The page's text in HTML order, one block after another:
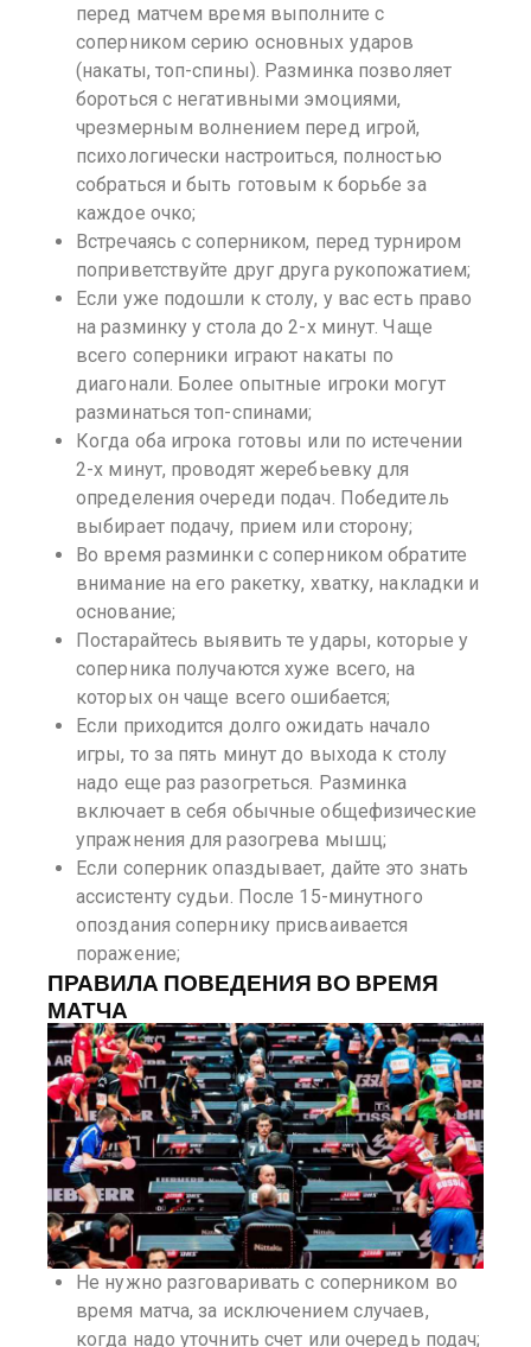
перед матчем время выполните с
соперником серию основных ударов
(накаты, топ-спины). Разминка позволяет
бороться с негативными эмоциями,
чрезмерным волнением перед игрой,
психологически настроиться, полностью
собраться и быть готовым к борьбе за
каждое очко;
Встречаясь с соперником, перед турниром
поприветствуйте друг друга рукопожатием;
Если уже подошли к столу, у вас есть право
на разминку у стола до 2-х минут. Чаще
всего соперники играют накаты по
диагонали. Более опытные игроки могут
разминаться топ-спинами;
Когда оба игрока готовы или по истечении
2-х минут, проводят жеребьевку для
определения очереди подач. Победитель
выбирает подачу, прием или сторону;
Во время разминки с соперником обратите
внимание на его ракетку, хватку, накладки и
основание;
Постарайтесь выявить те удары, которые у
соперника получаются хуже всего, на
которых он чаще всего ошибается;
Если приходится долго ожидать начало
игры, то за пять минут до выхода к столу
надо еще раз разогреться. Разминка
включает в себя обычные общефизические
упражнения для разогрева мышц;
Если соперник опаздывает, дайте это знать
ассистенту судьи. После 15-минутного
опоздания сопернику присваивается
поражение;
ПРАВИЛА ПОВЕДЕНИЯ ВО ВРЕМЯ
МАТЧА
Не нужно разговаривать с соперником во
время матча, за исключением случаев,
когда надо уточнить счет или очередь подач;